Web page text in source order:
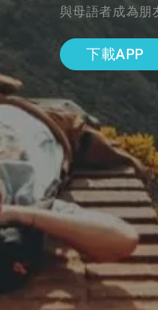
與母語者成為朋
下載APP